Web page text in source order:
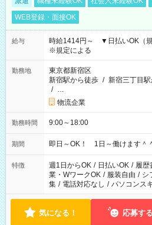
WEB登録・面接OK
給与
時給1414円～ ▼日払いOK（
※規定による
勤務地
東京都新宿区
新宿駅から徒歩 / 新宿三丁目
/ …
物流企業
勤務時間 9:00～18:00
期間 即日～OK！ 1日～働けます＾
特徴 週1日からOK / 日払いOK / 履歴
業・WワークOK / 服装自由 / シ
集 / 電話対応なし / パソコンス
気になる！ 応募する